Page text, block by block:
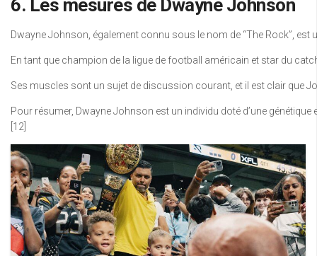
6. Les mesures de Dwayne Johnson
Dwayne Johnson, également connu sous le nom de “The Rock”,
En tant que champion de la ligue de football américain et star du
Ses muscles sont un sujet de discussion courant, et il est clair que
Pour résumer, Dwayne Johnson est un individu doté d’une
[12]